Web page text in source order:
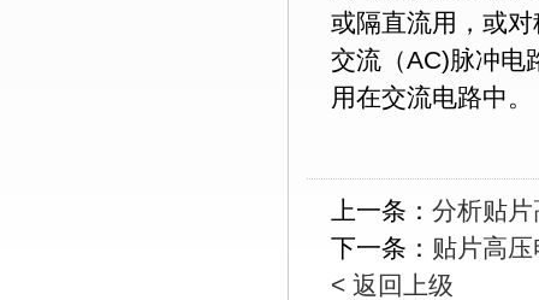
或隔直流用，或
交流（AC)脉冲电
用在交流电路中。
上一条： 分析贴
下一条： 贴片高
< 返回上级